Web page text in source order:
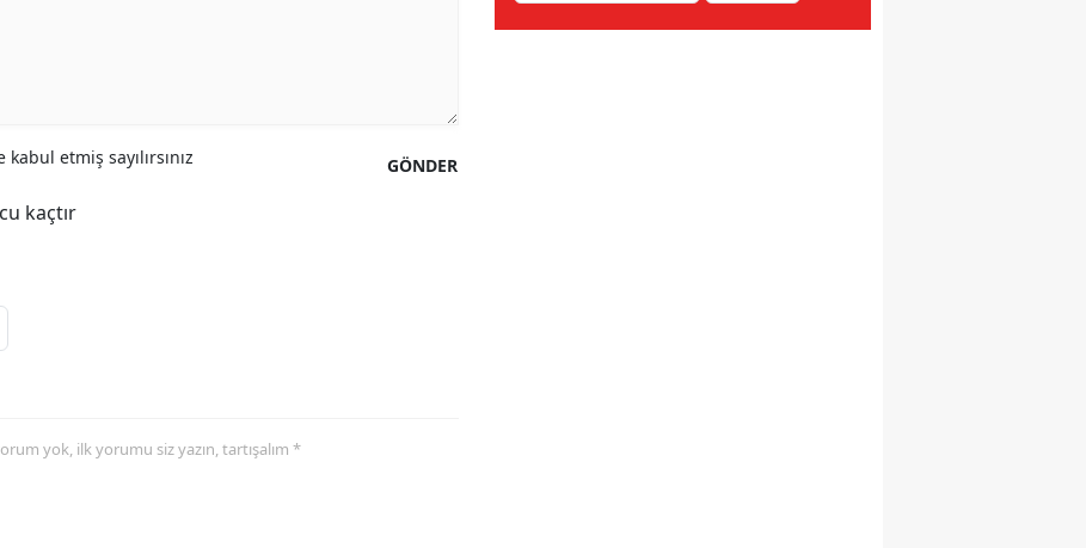
GÖNDER
etmiş sayılırsınız
kaçtır
yok, ilk yorumu siz yazın, tartışalım *